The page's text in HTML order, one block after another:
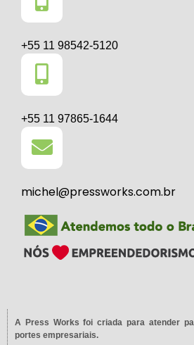
+55 11 98542-5120
+55 11 97865-1644
michel@pressworks.com.br
A Press Works foi criada para atender
portes empresariais.